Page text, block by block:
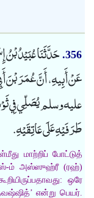
356. حَدَّثَنَا عُبَيْدُ
عَنْ أَبِيهِ، أَنَّ عُمَرَ بْنَ
عليه وسلم يُصَلِّي فِي
طَرَفَيْهِ عَلَى عَاتِقَيْهِ.
மாற்றிப் போட்டுத்
ம் அஸ்ஸுஹ்ரீ (ரஹ்)
ஒரே
என்று பெயர்.